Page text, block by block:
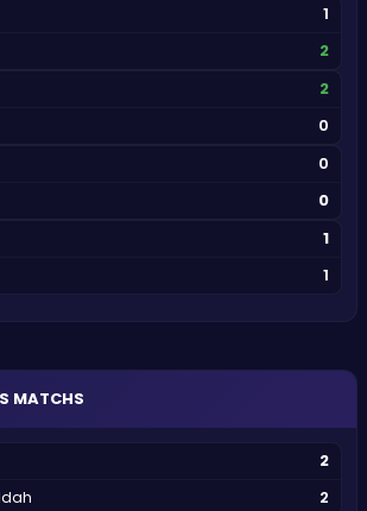
1
2
2
0
0
0
1
1
MATCHS
2
2